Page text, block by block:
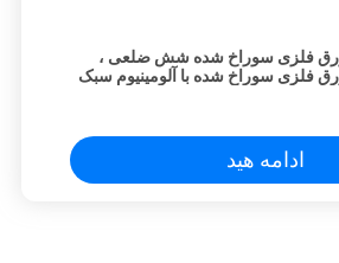
فلزی سوراخ شده شش ضلعی ،
فلزی سوراخ شده با آلومینیوم سبک
ادامه هید